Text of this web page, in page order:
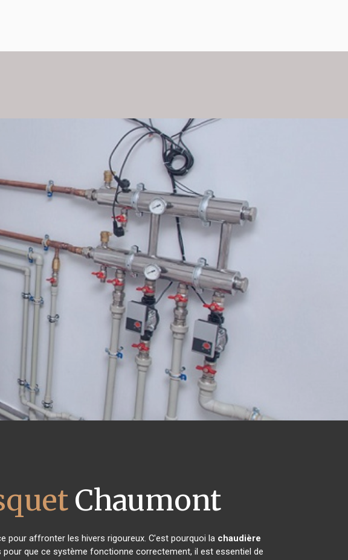
Chaumont
pour affronter les hivers rigoureux. C'est pourquoi la chaudière
que ce système fonctionne correctement, il est essentiel de